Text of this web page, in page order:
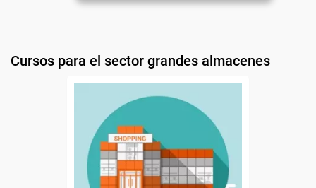
Cursos para el sector grandes almacenes